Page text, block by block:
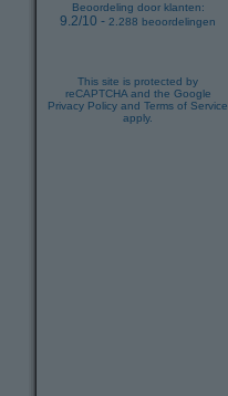
Beoordeling door klanten:
9.2/10 - 2.288 beoordelingen
This site is protected by
reCAPTCHA and the Google
Privacy Policy and Terms of Service
apply.